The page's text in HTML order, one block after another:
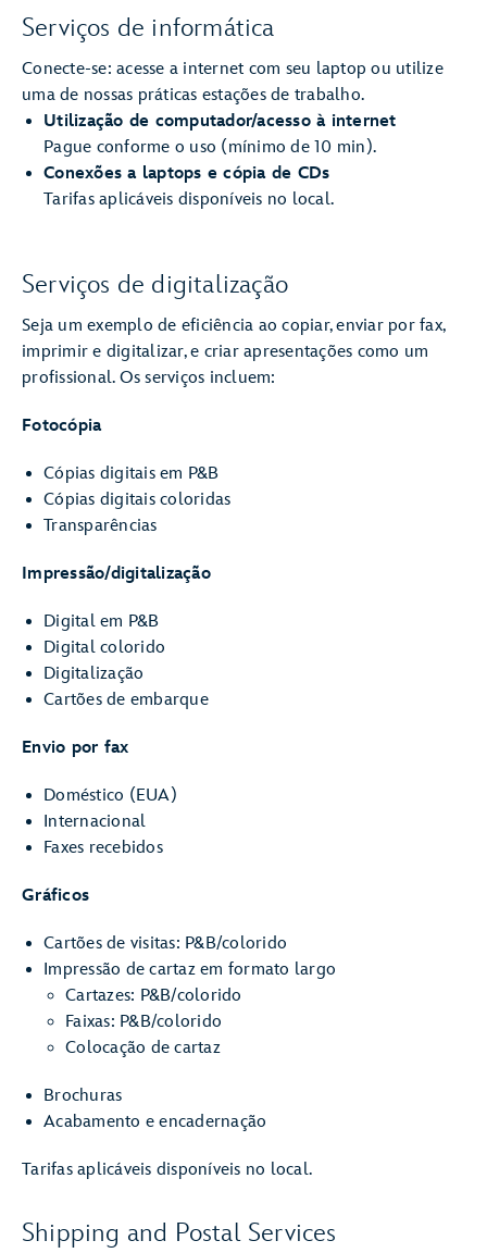
Serviços de informática
Conecte-se: acesse a internet com seu laptop ou utilize
uma de nossas práticas estações de trabalho.
Utilização de computador/acesso à internet
Pague conforme o uso (mínimo de 10 min).
Conexões a laptops e cópia de CDs
Tarifas aplicáveis disponíveis no local.
Serviços de digitalização
Seja um exemplo de eficiência ao copiar, enviar por fax,
imprimir e digitalizar, e criar apresentações como um
profissional. Os serviços incluem:
Fotocópia
Cópias digitais em P&B
Cópias digitais coloridas
Transparências
Impressão/digitalização
Digital em P&B
Digital colorido
Digitalização
Cartões de embarque
Envio por fax
Doméstico (EUA)
Internacional
Faxes recebidos
Gráficos
Cartões de visitas: P&B/colorido
Impressão de cartaz em formato largo
Cartazes: P&B/colorido
Faixas: P&B/colorido
Colocação de cartaz
Brochuras
Acabamento e encadernação
Tarifas aplicáveis disponíveis no local.
Shipping and Postal Services